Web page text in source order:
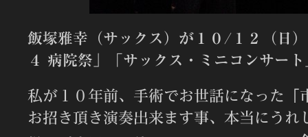
飯塚雅幸（サックス）が１０/１２（日
４ 病院祭」「サックス・ミニコンサー
私が１０年前、手術でお世話になった「
お招き頂き演奏出来ます事、本当にうれ